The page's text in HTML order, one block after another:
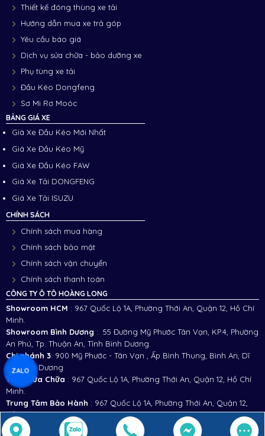
Thiết kế đóng thùng xe tải
Hướng dẫn mua xe trả góp
Yêu cầu báo giá
Dịch vụ sửa chữa - bảo dưỡng xe
Phụ tùng xe tải
Đầu Kéo Dongfeng
Sơ Mi Rơ Moóc
BẢNG GIÁ XE
Giá Xe Đầu Kéo Mới Nhất
Giá Xe Đầu Kéo Mỹ
Giá Xe Đầu Kéo FAW
Giá Xe Tải DONGFENG
Giá Xe Tải ISUZU
CHÍNH SÁCH
Chính sách mua hàng
Chính sách bảo mật
Chính sách vận chuyển
Chính sách thanh toán
CÔNG TY Ô TÔ HOÀNG LONG
Showroom HCM : 967 Quốc Lộ 1A, Phường Thới An, Quận 12, Hồ Chí
Minh.
Showroom Bình Dương : 55 Đường Mỹ Phước Tân Vạn, KP.4, Phường
An Phú, Tp. Thuận An, Tỉnh Bình Dương.
Chi nhánh 3: 900 Mỹ Phước - Tân Vạn , Ấp Bình Thung, Bình An, Dĩ
An, Bình Dương
Trạm Sữa Chữa : 967 Quốc Lộ 1A, Phường Thới An, Quận 12, Hồ Chí
Minh.
Trung Tâm Bảo Hành : 967 Quốc Lộ 1A, Phường Thới An, Quận 12,
Hồ Chí Minh.
ZALO